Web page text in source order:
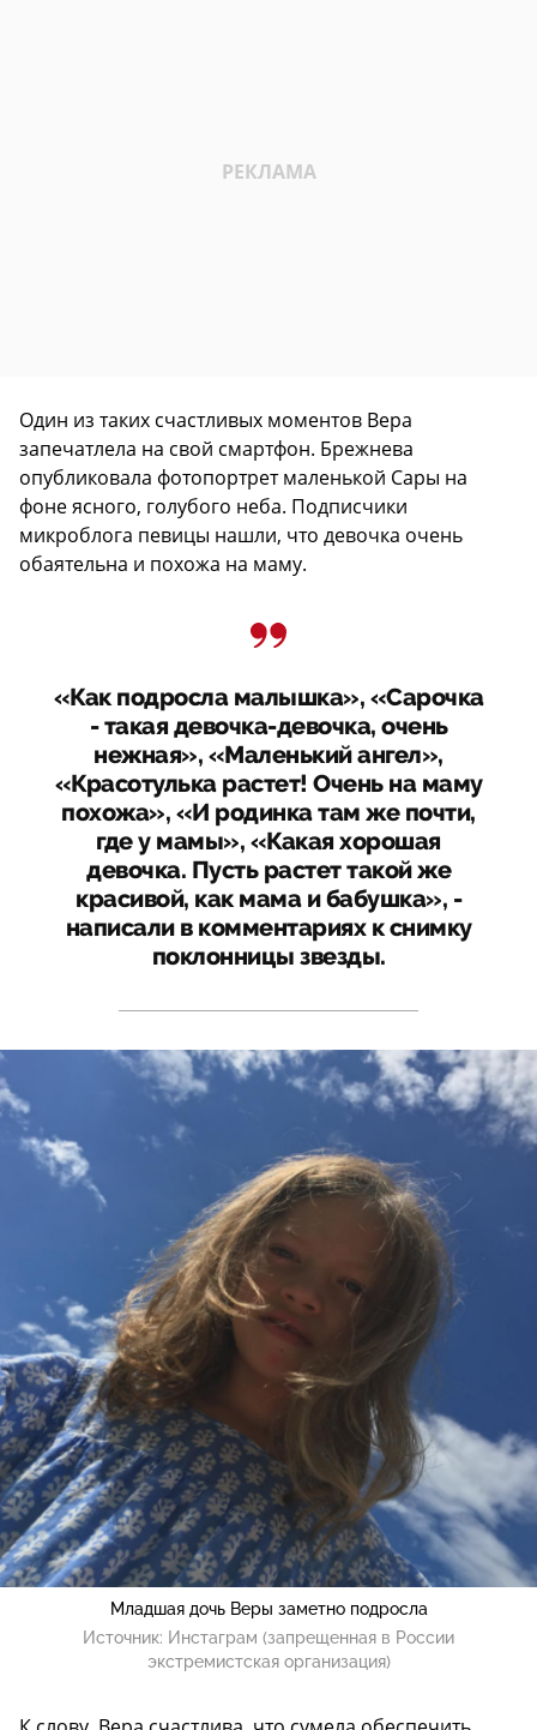
Один из таких счастливых моментов Вера
запечатлела на свой смартфон. Брежнева
опубликовала фотопортрет маленькой Сары на
фоне ясного, голубого неба. Подписчики
микроблога певицы нашли, что девочка очень
обаятельна и похожа на маму.
«Как подросла малышка», «Сарочка
- такая девочка-девочка, очень
нежная», «Маленький ангел»,
«Красотулька растет! Очень на маму
похожа», «И родинка там же почти,
где у мамы», «Какая хорошая
девочка. Пусть растет такой же
красивой, как мама и бабушка», -
написали в комментариях к снимку
поклонницы звезды.
Младшая дочь Веры заметно подросла
Источник: Инстаграм (запрещенная в России
экстремистская организация)